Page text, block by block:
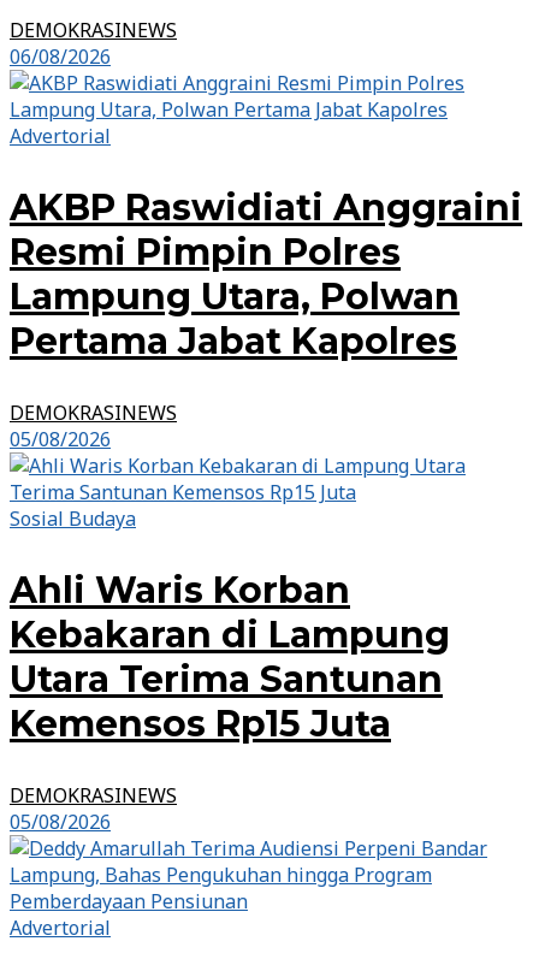
DEMOKRASINEWS
06/08/2026
Advertorial
AKBP Raswidiati Anggraini
Resmi Pimpin Polres
Lampung Utara, Polwan
Pertama Jabat Kapolres
DEMOKRASINEWS
05/08/2026
Sosial Budaya
Ahli Waris Korban
Kebakaran di Lampung
Utara Terima Santunan
Kemensos Rp15 Juta
DEMOKRASINEWS
05/08/2026
Advertorial